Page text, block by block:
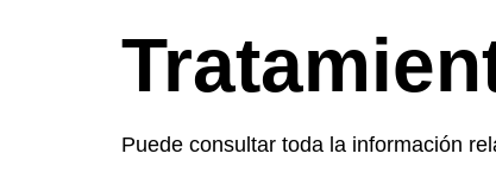
Puede consultar toda la información